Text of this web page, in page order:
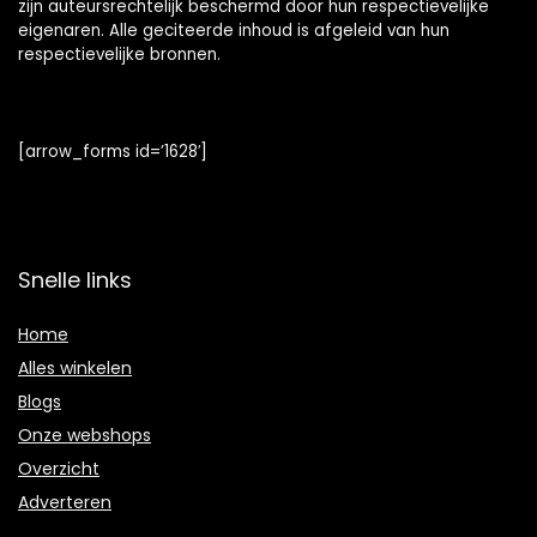
zijn auteursrechtelijk beschermd door hun respectievelijke
eigenaren. Alle geciteerde inhoud is afgeleid van hun
respectievelijke bronnen.
[arrow_forms id=’1628′]
Snelle links
Home
Alles winkelen
Blogs
Onze webshops
Overzicht
Adverteren